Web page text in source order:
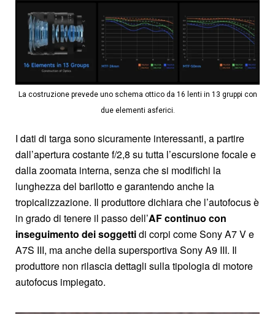
La costruzione prevede uno schema ottico da 16 lenti in 13 gruppi con
due elementi asferici.
I dati di targa sono sicuramente interessanti, a partire
dall’apertura costante f/2,8 su tutta l’escursione focale e
dalla zoomata interna, senza che si modifichi la
lunghezza del barilotto e garantendo anche la
tropicalizzazione. Il produttore dichiara che l’autofocus è
in grado di tenere il passo dell’AF continuo con
inseguimento dei soggettidi corpi come Sony A7 V e
A7S III, ma anche della supersportiva Sony A9 III. Il
produttore non rilascia dettagli sulla tipologia di motore
autofocus impiegato.